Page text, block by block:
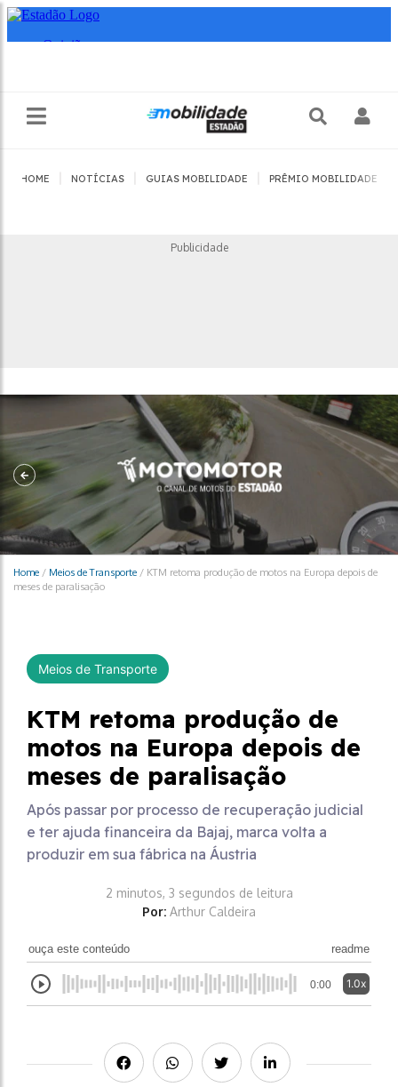
HOME NOTÍCIAS GUIAS MOBILIDADE PRÊMIO MOBILIDADE
Publicidade
Home / Meios de Transporte / KTM retoma produção de motos na Europa depois de
meses de paralisação
Meios de Transporte
KTM retoma produção de
motos na Europa depois de
meses de paralisação
Após passar por processo de recuperação judicial
e ter ajuda financeira da Bajaj, marca volta a
produzir em sua fábrica na Áustria
2 minutos, 3 segundos de leitura
Por: Arthur Caldeira
ouça este conteúdo readme
0:00 1.0x